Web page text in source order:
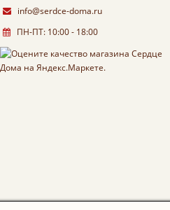
info@serdce-doma.ru
ПН-ПТ: 10:00 - 18:00